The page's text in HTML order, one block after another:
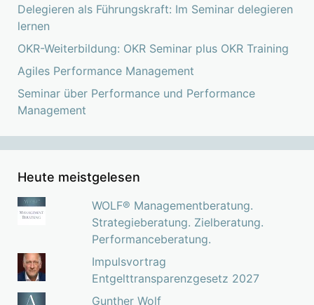
Delegieren als Führungskraft: Im Seminar delegieren
lernen
OKR-Weiterbildung: OKR Seminar plus OKR Training
Agiles Performance Management
Seminar über Performance und Performance
Management
Heute meistgelesen
WOLF® Managementberatung.
Strategieberatung. Zielberatung.
Performanceberatung.
Impulsvortrag
Entgelttransparenzgesetz 2027
Gunther Wolf